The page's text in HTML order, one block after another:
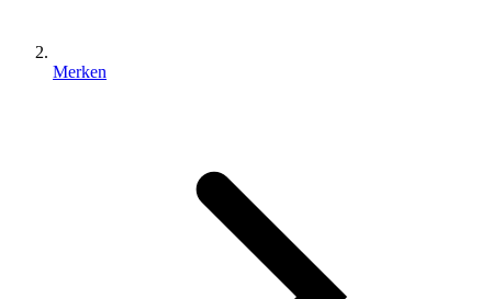
Merken